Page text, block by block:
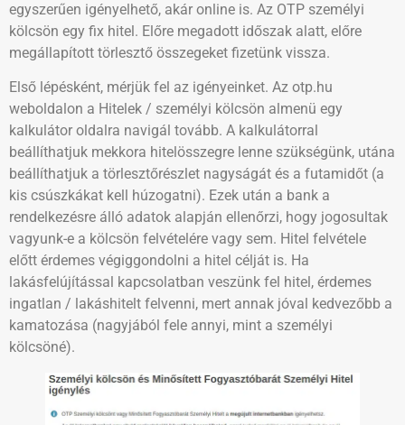
egyszerűen igényelhető, akár online is. Az OTP személyi
kölcsön egy fix hitel. Előre megadott időszak alatt, előre
megállapított törlesztő összegeket fizetünk vissza.
Első lépésként, mérjük fel az igényeinket. Az otp.hu
weboldalon a Hitelek / személyi kölcsön almenü egy
kalkulátor oldalra navigál tovább. A kalkulátorral
beállíthatjuk mekkora hitelösszegre lenne szükségünk, utána
beállíthatjuk a törlesztőrészlet nagyságát és a futamidőt (a
kis csúszkákat kell húzogatni). Ezek után a bank a
rendelkezésre álló adatok alapján ellenőrzi, hogy jogosultak
vagyunk-e a kölcsön felvételére vagy sem. Hitel felvétele
előtt érdemes végiggondolni a hitel célját is. Ha
lakásfelújítással kapcsolatban veszünk fel hitel, érdemes
ingatlan / lakáshitelt felvenni, mert annak jóval kedvezőbb a
kamatozása (nagyjából fele annyi, mint a személyi
kölcsöné).